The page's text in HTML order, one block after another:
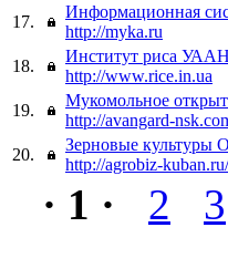
17.
Информационная
http://myka.ru
18.
Институт риса УААН
http://www.rice.in.ua
19.
Мукомольное
http://avangard-
20.
Зерновые
http://agrobiz-kuban.ru/
· 1 · 2 3